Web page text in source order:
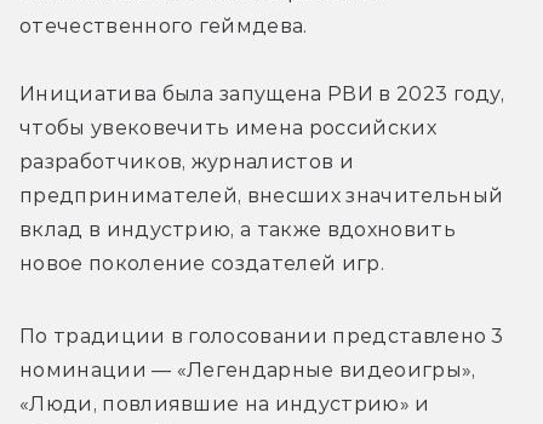
отечественного геймдева.
Инициатива была запущена РВИ в 2023 году,
чтобы увековечить имена российских
разработчиков, журналистов и
предпринимателей, внесших значительный
вклад в индустрию, а также вдохновить
новое поколение создателей игр.
По традиции в голосовании представлено 3
номинации — «Легендарные видеоигры»,
«Люди, повлиявшие на индустрию» и